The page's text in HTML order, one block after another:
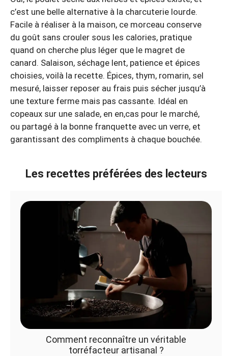
c’est une belle alternative à la charcuterie lourde.
Facile à réaliser à la maison, ce morceau conserve
du goût sans crouler sous les calories, pratique
quand on cherche plus léger que le magret de
canard. Salaison, séchage lent, patience et épices
choisies, voilà la recette. Épices, thym, romarin, sel
mesuré, laisser reposer au frais puis sécher jusqu’à
une texture ferme mais pas cassante. Idéal en
copeaux sur une salade, en en,cas pour le marché,
ou partagé à la bonne franquette avec un verre, et
garantissant des compliments à chaque bouchée.
Les recettes préférées des lecteurs
Comment reconnaître un véritable
torréfacteur artisanal ?